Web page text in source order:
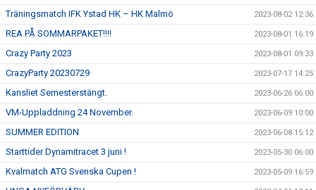
Träningsmatch IFK Ystad HK – HK Malmö 2023-08-02 12:36
REA PÅ SOMMARPAKET!!!! 2023-08-01 16:19
Crazy Party 2023 2023-08-01 09:33
CrazyParty 20230729 2023-07-17 14:25
Kansliet Semesterstängt. 2023-06-26 06:00
VM-Uppladdning 24 November. 2023-06-09 10:00
SUMMER EDITION 2023-06-08 15:12
Starttider Dynamitracet 3 juni ! 2023-05-30 06:00
Kvalmatch ATG Svenska Cupen ! 2023-05-09 16:59